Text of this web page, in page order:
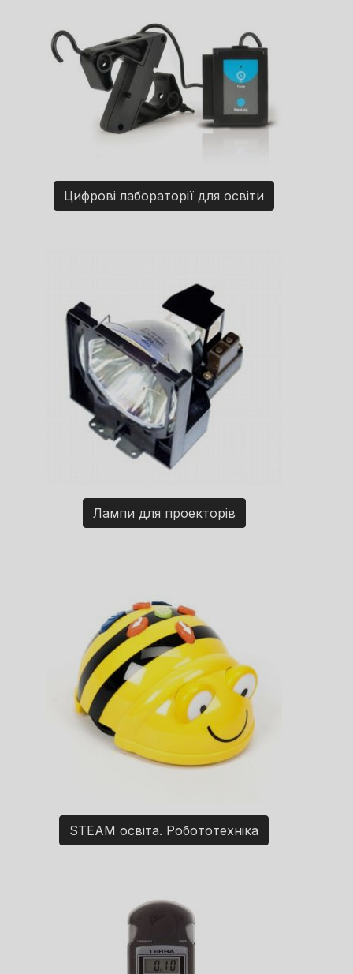
Цифрові лабораторії для освіти
Лампи для проекторів
STEAM освіта. Робототехніка